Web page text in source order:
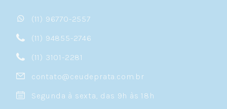
(11) 96770-2557
(11) 94855-2746
(11) 3101-2281
contato@ceudeprata.com.br
Segunda à sexta, das 9h às 18h